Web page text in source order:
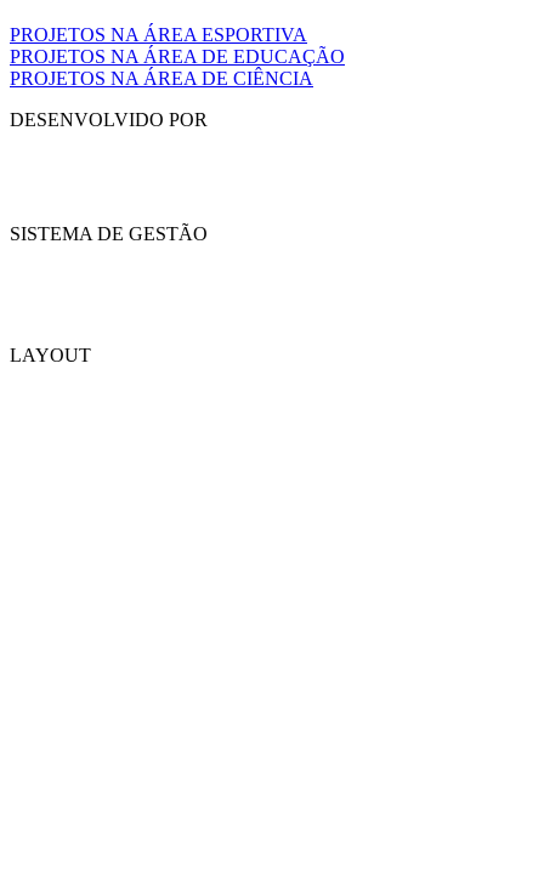
PROJETOS NA ÁREA ESPORTIVA
PROJETOS NA ÁREA DE EDUCAÇÃO
PROJETOS NA ÁREA DE CIÊNCIA
DESENVOLVIDO POR
SISTEMA DE GESTÃO
LAYOUT